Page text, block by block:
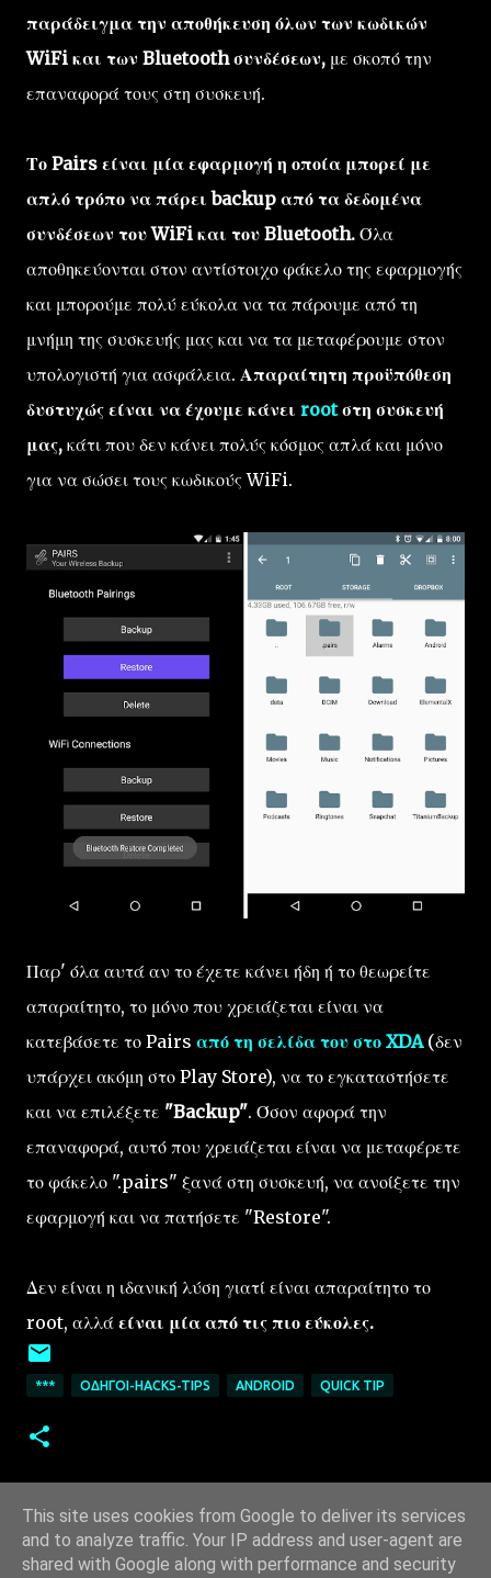
παράδειγμα την αποθήκευση όλων των κωδικών
WiFi και των Bluetooth συνδέσεων, με σκοπό την
επαναφορά τους στη συσκευή.
Το Pairs είναι μία εφαρμογή η οποία μπορεί με
απλό τρόπο να πάρει backup από τα δεδομένα
συνδέσεων του WiFi και του Bluetooth. Όλα
αποθηκεύονται στον αντίστοιχο φάκελο της εφαρμογής
και μπορούμε πολύ εύκολα να τα πάρουμε από τη
μνήμη της συσκευής μας και να τα μεταφέρουμε στον
υπολογιστή για ασφάλεια. Απαραίτητη προϋπόθεση
δυστυχώς είναι να έχουμε κάνει rootστη συσκευή
μας, κάτι που δεν κάνει πολύς κόσμος απλά και μόνο
για να σώσει τους κωδικούς WiFi.
Παρ' όλα αυτά αν το έχετε κάνει ήδη ή το θεωρείτε
απαραίτητο, το μόνο που χρειάζεται είναι να
κατεβάσετε το Pairs από τη σελίδα του στο XDA(δεν
υπάρχει ακόμη στο Play Store), να το εγκαταστήσετε
και να επιλέξετε "Backup". Όσον αφορά την
επαναφορά, αυτό που χρειάζεται είναι να μεταφέρετε
το φάκελο ".pairs" ξανά στη συσκευή, να ανοίξετε την
εφαρμογή και να πατήσετε "Restore".
Δεν είναι η ιδανική λύση γιατί είναι απαραίτητο το
root, αλλά είναι μία από τις πιο εύκολες.
*** ΟΔΗΓΟΊ-HACKS-TIPS ANDROID QUICK TIP
This site uses cookies from Google to deliver its services
and to analyze traffic. Your IP address and user-agent are
shared with Google along with performance and security